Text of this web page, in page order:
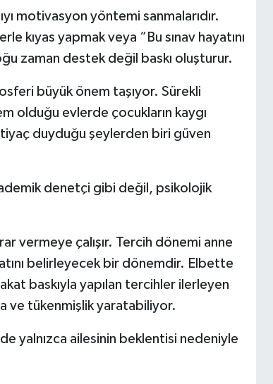
motivasyon yöntemi sanmalarıdır.
kıyas yapmak veya “Bu sınav hayatını
zaman destek değil baskı oluşturur.
büyük önem taşıyor. Sürekli
olduğu evlerde çocukların kaygı
duyduğu şeylerden biri güven
denetçi gibi değil, psikolojik
vermeye çalışır. Tercih dönemi anne
belirleyecek bir dönemdir. Elbette
baskıyla yapılan tercihler ilerleyen
ve tükenmişlik yaratabiliyor.
yalnızca ailesinin beklentisi nedeniyle